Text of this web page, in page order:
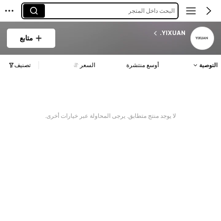
البحث داخل المتجر
YIXUAN.
متابع
التوصية أوسع منتشرة السعر تصنيف
لا يوجد منتج متطابق. يرجى المحاولة عبر خيارات أخرى.